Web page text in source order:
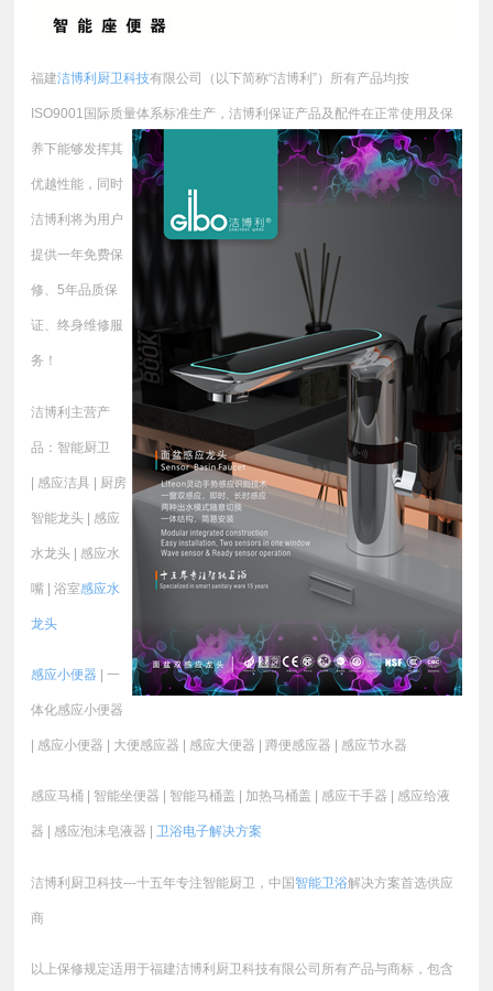
福建洁博利厨卫科技有限公司（以下简称“洁博利”）所有产品均按
ISO9001国际质量体系标准生产，洁博利保证产品及配件在正常使用及保
养下能够发挥其
优越性能，同时
洁博利将为用户
提供一年免费保
修、5年品质保
证、终身维修服
务！
洁博利主营产
品：智能厨卫
| 感应洁具 | 厨房
智能龙头 | 感应
水龙头 | 感应水
嘴 | 浴室感应水
龙头
感应小便器 | 一
体化感应小便器
| 感应小便器 | 大便感应器 | 感应大便器 | 蹲便感应器 | 感应节水器
感应马桶 | 智能坐便器 | 智能马桶盖 | 加热马桶盖 | 感应干手器 | 感应给液
器 | 感应泡沫皂液器 |卫浴电子解决方案
洁博利厨卫科技---十五年专注智能厨卫，中国智能卫浴解决方案首选供应
商
以上保修规定适用于福建洁博利厨卫科技有限公司所有产品与商标，包含